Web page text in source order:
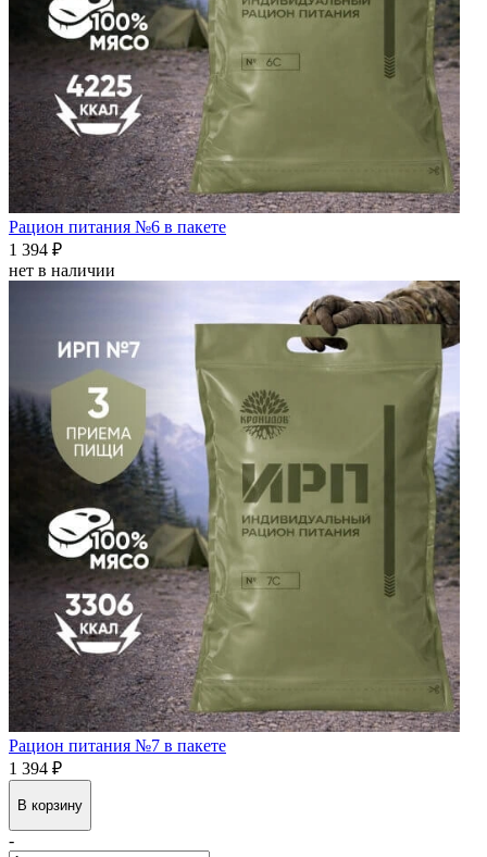
Рацион питания №6 в пакете
1 394 ₽
нет в наличии
Рацион питания №7 в пакете
1 394 ₽
В корзину
-